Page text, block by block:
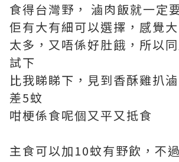
食得台灣野， 滷肉飯就一定
佢有大有細可以選擇，感覺
太多，又唔係好肚餓，所以
試下
比我睇睇下，見到香酥雞扒
差5蚊
咁梗係食呢個又平又抵食
主食可以加10蚊有野飲，不